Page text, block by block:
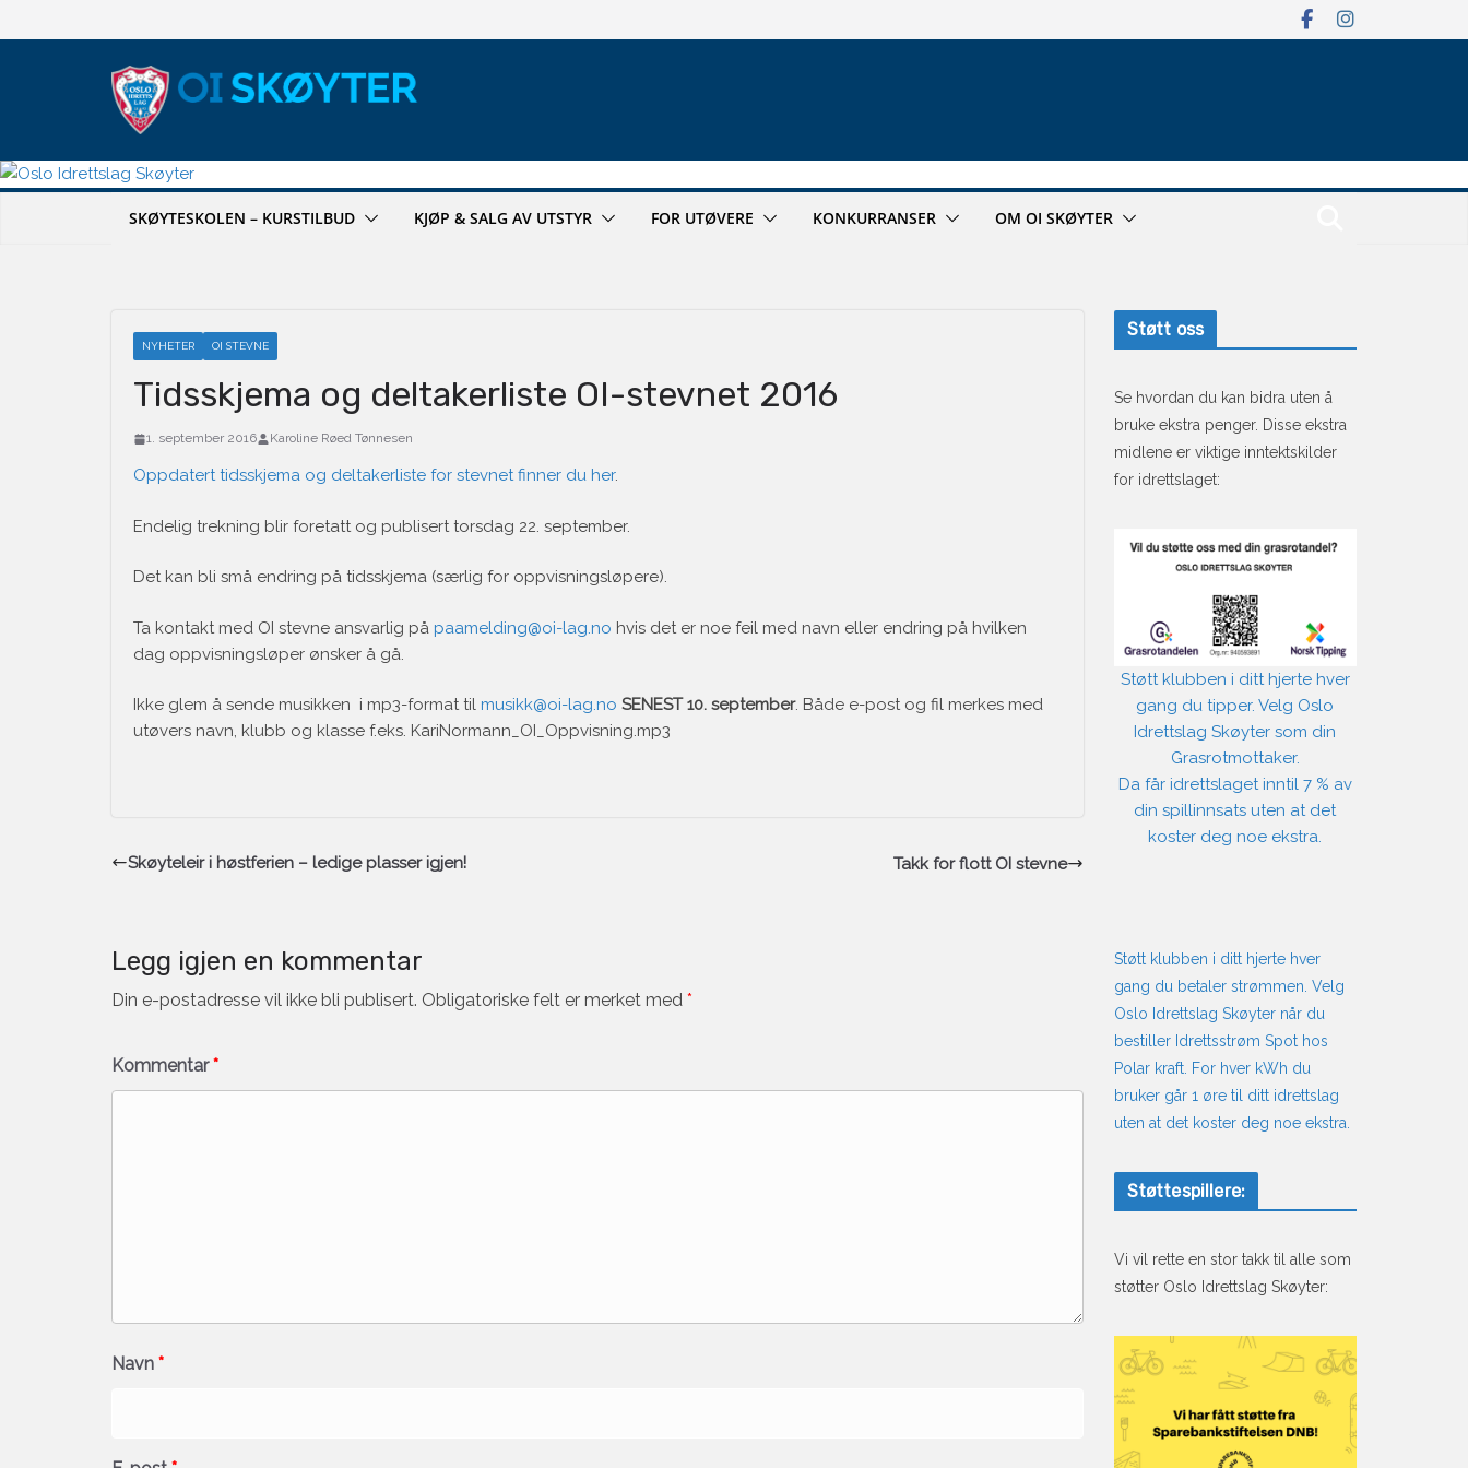
til
SKØYTESKOLEN – KURSTILBUD KJØP & SALG AV UTSTYR FOR UTØVERE KONKURRANSER OM OI SKØYTER
NYHETER OI STEVNE
Tidsskjema og deltakerliste OI-stevnet 2016
1. september 2016 Karoline Røed Tønnesen
Oppdatert tidsskjema og deltakerliste for stevnet finner du her.
Endelig trekning blir foretatt og publisert torsdag 22. september.
Det kan bli små endring på tidsskjema (særlig for oppvisningsløpere).
Ta kontakt med OI stevne ansvarlig på paamelding@oi-lag.no hvis det er noe feil med navn eller endring på hvilken
dag oppvisningsløper ønsker å gå.
Ikke glem å sende musikken i mp3-format til musikk@oi-lag.no SENEST 10. september. Både e-post og fil merkes med
utøvers navn, klubb og klasse f.eks. KariNormann_OI_Oppvisning.mp3
Skøyteleir i høstferien – ledige plasser igjen! Takk for flott OI stevne
Legg igjen en kommentar
Din e-postadresse vil ikke bli publisert. Obligatoriske felt er merket med *
Kommentar*
Navn *
Støtt oss
Se hvordan du kan bidra uten å
bruke ekstra penger. Disse ekstra
midlene er viktige inntektskilder
for idrettslaget:
Støtt klubben i ditt hjerte hver
gang du tipper. Velg Oslo
Idrettslag Skøyter som din
Grasrotmottaker.
Da får idrettslaget inntil 7 % av
din spillinnsats uten at det
koster deg noe ekstra.
Støtt klubben i ditt hjerte hver
gang du betaler strømmen. Velg
Oslo Idrettslag Skøyter når du
bestiller Idrettsstrøm Spot hos
Polar kraft. For hver kWh du
bruker går 1 øre til ditt idrettslag
uten at det koster deg noe ekstra.
Støttespillere:
Vi vil rette en stor takk til alle som
støtter Oslo Idrettslag Skøyter: